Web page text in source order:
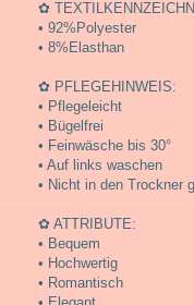
✿
• 92%Polyester
• 8%Elasthan
✿ PFLEGEHINWEIS:
• Pflegeleicht
• Bügelfrei
• Feinwäsche bis 30°
• Auf links waschen
• Nicht in den Trockner
✿ ATTRIBUTE:
• Bequem
• Hochwertig
• Romantisch